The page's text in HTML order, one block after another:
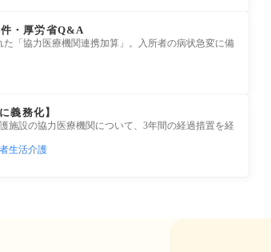
・厚労省Q&A
「協力医療機関連携加算」。入所者の病状急変に備
義務化】
施設の協力医療機関について、3年間の経過措置を経
生活介護